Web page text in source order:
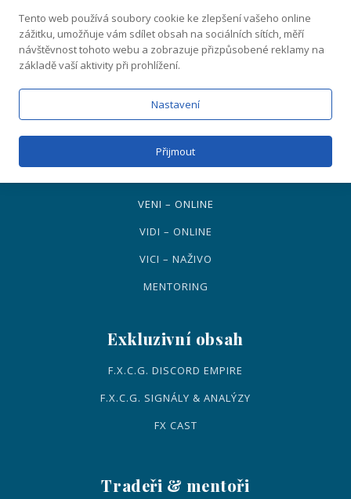
CHCI TO ZKUSIT
Přidej se na free Discord
Naše know-how
VENI – ONLINE
VIDI – ONLINE
VICI – NAŽIVO
MENTORING
Exkluzivní obsah
F.X.C.G. DISCORD EMPIRE
F.X.C.G. SIGNÁLY & ANALÝZY
FX CAST
Tradeři & mentoři
Tento web používá soubory cookie ke zlepšení vašeho online
zážitku, umožňuje vám sdílet obsah na sociálních sítích, měří
návštěvnost tohoto webu a zobrazuje přizpůsobené reklamy na
základě vaší aktivity při prohlížení.
Nastavení
Přijmout